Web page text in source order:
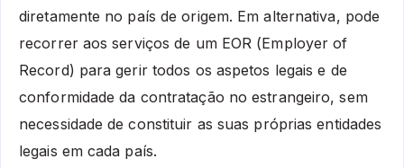
diretamente no país de origem. Em alternativa, pode
recorrer aos serviços de um EOR (Employer of
Record) para gerir todos os aspetos legais e de
conformidade da contratação no estrangeiro, sem
necessidade de constituir as suas próprias entidades
legais em cada país.